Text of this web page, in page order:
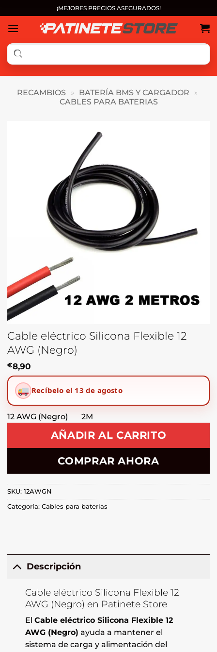
al
contenido
¡MEJORES PRECIOS ASEGURADOS!
RECAMBIOS » BATERÍA BMS Y CARGADOR
»
CABLES PARA BATERIAS
Cable eléctrico Silicona Flexible 12
AWG (Negro)
€8,90
Recíbelo el 13 de agosto
12 AWG (Negro) 2M
AÑADIR AL CARRITO
COMPRAR AHORA
SKU: 12AWGN
Categoría: Cables para baterias
Descripción
Cable eléctrico Silicona Flexible 12
AWG (Negro) en Patinete Store
El Cable eléctrico Silicona Flexible 12
AWG (Negro) ayuda a mantener el
sistema de carga y alimentación del